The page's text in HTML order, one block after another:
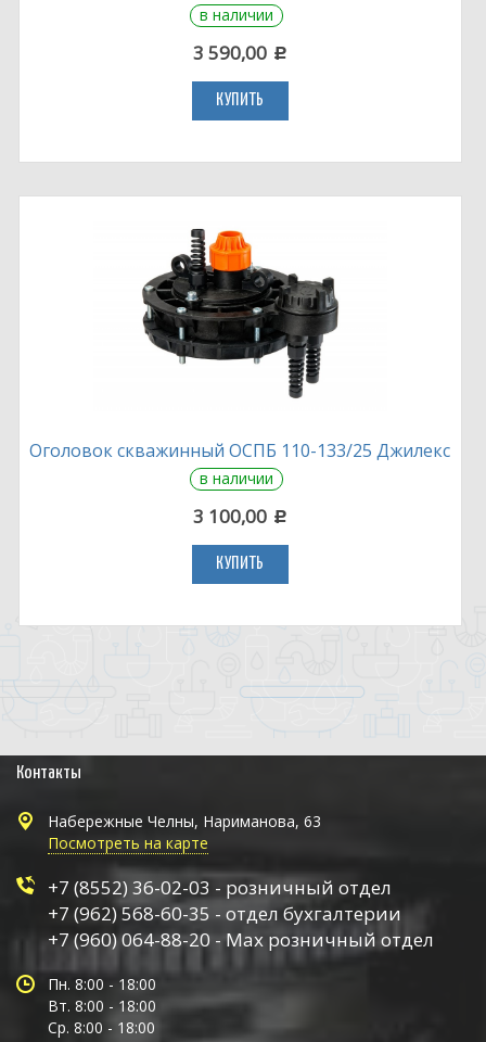
в наличии
3 590,00 c
КУПИТЬ
Оголовок скважинный ОСПБ 110-133/25 Джилекс
в наличии
3 100,00 c
КУПИТЬ
Контакты
Набережные Челны, Нариманова, 63
Посмотреть на карте
+7 (8552) 36-02-03 - розничный отдел
+7 (962) 568-60-35 - отдел бухгалтерии
+7 (960) 064-88-20 - Max розничный отдел
Пн. 8:00 - 18:00
Вт. 8:00 - 18:00
Ср. 8:00 - 18:00